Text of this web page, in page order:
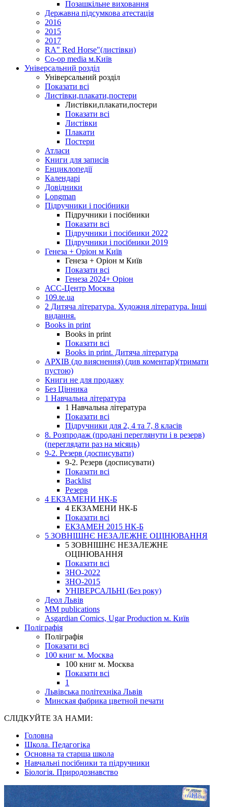
Позашкільне виховання
Державна підсумкова атестація
2016
2015
2017
RA" Red Horse"(листівки)
Co-op media м.Київ
Універсальний розділ
Універсальний розділ
Показати всі
Листівки,плакати,постери
Листівки,плакати,постери
Показати всі
Листівки
Плакати
Постери
Атласи
Книги для записів
Енциклопедії
Календарі
Довідники
Longman
Підручники і посібники
Підручники і посібники
Показати всі
Підручники і посібники 2022
Підручники і посібники 2019
Генеза + Оріон м Київ
Генеза + Оріон м Київ
Показати всі
Генеза 2024+ Оріон
АСС-Центр Москва
109.te.ua
2 Дитяча література. Художня література. Інші
видання.
Books in print
Books in print
Показати всі
Books in print. Дитяча література
АРХІВ (до вияснення) (див коментар)(тримати
пустою)
Книги не для продажу
Без Цінника
1 Навчальна література
1 Навчальна література
Показати всі
Підручники для 2, 4 та 7, 8 класів
8. Розпродаж (продані переглянути і в резерв)
(переглядати раз на місяць)
9-2. Резерв (досписувати)
9-2. Резерв (досписувати)
Показати всі
Backlist
Резерв
4 ЕКЗАМЕНИ НК-Б
4 ЕКЗАМЕНИ НК-Б
Показати всі
ЕКЗАМЕН 2015 НК-Б
5 ЗОВНІШНЄ НЕЗАЛЕЖНЕ ОЦІНЮВАННЯ
5 ЗОВНІШНЄ НЕЗАЛЕЖНЕ
ОЦІНЮВАННЯ
Показати всі
ЗНО-2022
ЗНО-2015
УНІВЕРСАЛЬНІ (Без року)
Деол Львів
MM publications
Asgardian Comics, Ugar Production м. Київ
Поліграфія
Поліграфія
Показати всі
100 книг м. Москва
100 книг м. Москва
Показати всі
1
Львівська політехніка Львів
Минская фабрика цветной печати
СЛІДКУЙТЕ ЗА НАМИ:
Головна
Школа. Педагогіка
Основна та старша школа
Навчальні посібники та підручники
Біологія. Природознавство